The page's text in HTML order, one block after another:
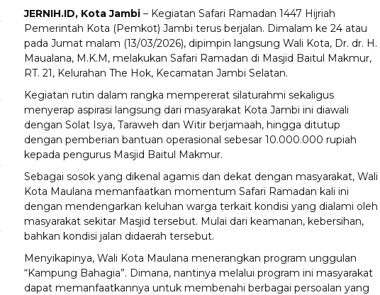
JERNIH.ID, Kota Jambi – Kegiatan Safari Ramadan 1447 Hijriah
Pemerintah Kota (Pemkot) Jambi terus berjalan. Dimalam ke 24 atau
pada Jumat malam (13/03/2026), dipimpin langsung Wali Kota, Dr. dr. H.
Maualana, M.K.M, melakukan Safari Ramadan di Masjid Baitul Makmur,
RT. 21, Kelurahan The Hok, Kecamatan Jambi Selatan.
Kegiatan rutin dalam rangka mempererat silaturahmi sekaligus
menyerap aspirasi langsung dari masyarakat Kota Jambi ini diawali
dengan Solat Isya, Taraweh dan Witir berjamaah, hingga ditutup
dengan pemberian bantuan operasional sebesar 10.000.000 rupiah
kepada pengurus Masjid Baitul Makmur.
Sebagai sosok yang dikenal agamis dan dekat dengan masyarakat, Wali
Kota Maulana memanfaatkan momentum Safari Ramadan kali ini
dengan mendengarkan keluhan warga terkait kondisi yang dialami oleh
masyarakat sekitar Masjid tersebut. Mulai dari keamanan, kebersihan,
bahkan kondisi jalan didaerah tersebut.
Menyikapinya, Wali Kota Maulana menerangkan program unggulan
“Kampung Bahagia”. Dimana, nantinya melalui program ini masyarakat
dapat memanfaatkannya untuk membenahi berbagai persoalan yang